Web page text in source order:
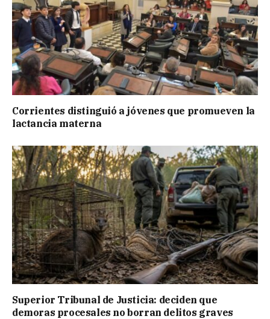
Corrientes distinguió a jóvenes que promueven la
lactancia materna
Superior Tribunal de Justicia: deciden que
demoras procesales no borran delitos graves